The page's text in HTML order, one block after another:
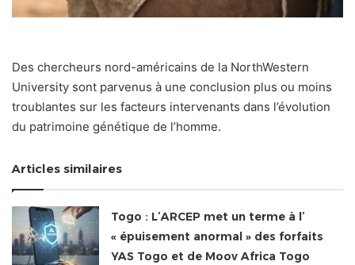
Des chercheurs nord-américains de la NorthWestern
University sont parvenus à une conclusion plus ou moins
troublantes sur les facteurs intervenants dans l’évolution
du patrimoine génétique de l’homme.
Articles similaires
Togo : L’ARCEP met un terme à l’
« épuisement anormal » des forfaits
YAS Togo et de Moov Africa Togo